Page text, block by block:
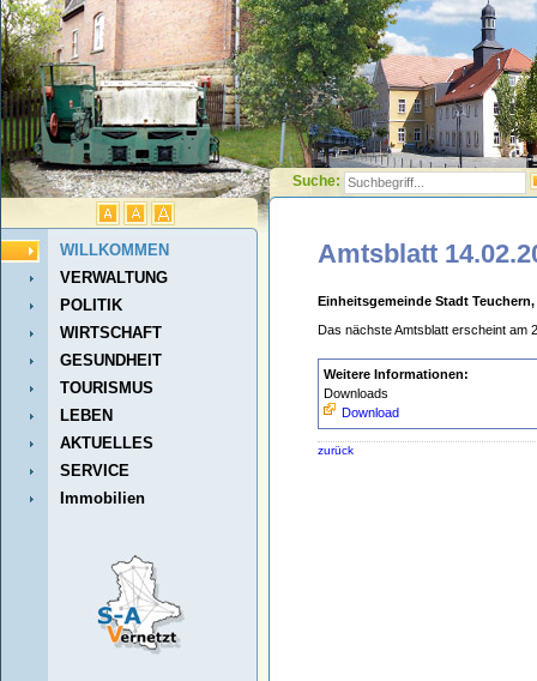
Suche:
WILLKOMMEN
VERWALTUNG
POLITIK
WIRTSCHAFT
GESUNDHEIT
TOURISMUS
LEBEN
AKTUELLES
SERVICE
Immobilien
Amtsblatt
Einheitsgemeinde Stadt Teuchern,
Das nächste Amtsblatt erscheint am
Weitere Informationen:
Downloads
Download
zurück